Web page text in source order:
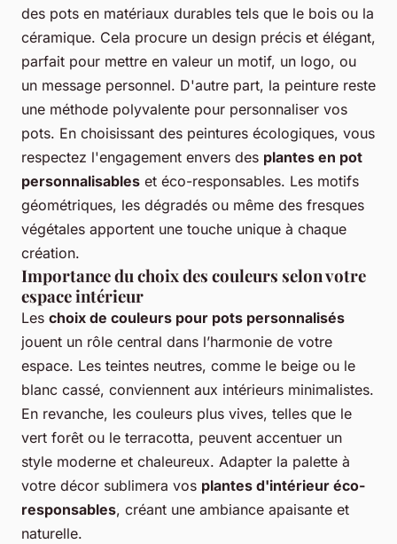
des pots en matériaux durables tels que le bois ou la
céramique. Cela procure un design précis et élégant,
parfait pour mettre en valeur un motif, un logo, ou
un message personnel. D'autre part, la peinture reste
une méthode polyvalente pour personnaliser vos
pots. En choisissant des peintures écologiques, vous
respectez l'engagement envers des plantes en pot
personnalisables et éco-responsables. Les motifs
géométriques, les dégradés ou même des fresques
végétales apportent une touche unique à chaque
création.
Importance du choix des couleurs selon votre
espace intérieur
Les choix de couleurs pour pots personnalisés
jouent un rôle central dans l’harmonie de votre
espace. Les teintes neutres, comme le beige ou le
blanc cassé, conviennent aux intérieurs minimalistes.
En revanche, les couleurs plus vives, telles que le
vert forêt ou le terracotta, peuvent accentuer un
style moderne et chaleureux. Adapter la palette à
votre décor sublimera vos plantes d'intérieur éco-
responsables, créant une ambiance apaisante et
naturelle.